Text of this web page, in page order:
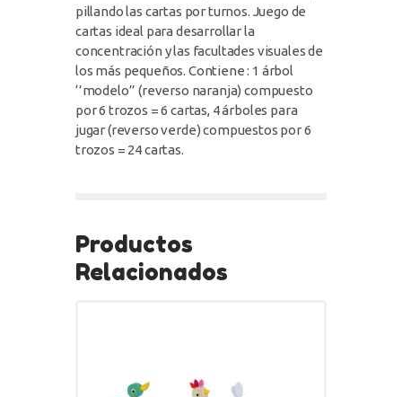
pillando las cartas por turnos. Juego de
cartas ideal para desarrollar la
concentración y las facultades visuales de
los más pequeños. Contiene : 1 árbol
‘’modelo’’ (reverso naranja) compuesto
por 6 trozos = 6 cartas, 4 árboles para
jugar (reverso verde) compuestos por 6
trozos = 24 cartas.
Productos
Relacionados